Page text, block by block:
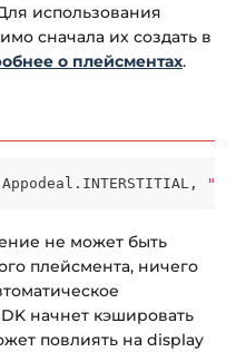
использования
сначала их создать в
о плейсментах.
Appodeal . INTERSTITIAL ,
не может быть
плейсмента, ничего
начнет кэшировать
повлиять на display